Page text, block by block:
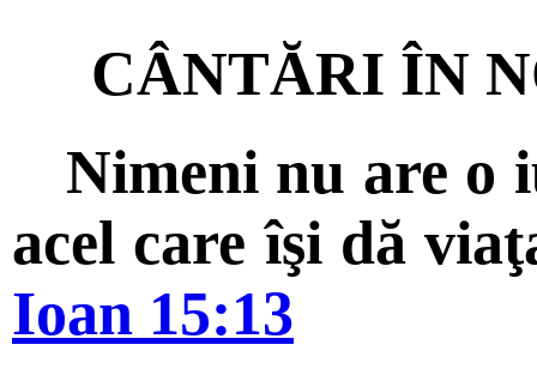
CÂNTĂRI ÎN
Nimeni nu are o
acel care îşi dă
Ioan 15:13